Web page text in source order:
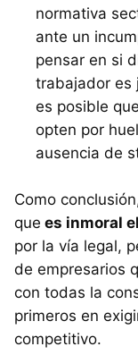
normativa
ante un
pensar en si
trabajador es
es posible
opten por
ausencia de
Como
que es inmoral
por la vía legal,
de empresarios
con todas la
primeros en
competitivo.